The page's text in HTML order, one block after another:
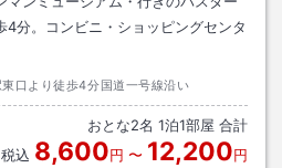
4分。コンビニ・ショッピングセンタ
東口より徒歩4分国道一号線沿い
おとな2名 1泊1部屋 合計
税込 8,600円 〜 12,200円